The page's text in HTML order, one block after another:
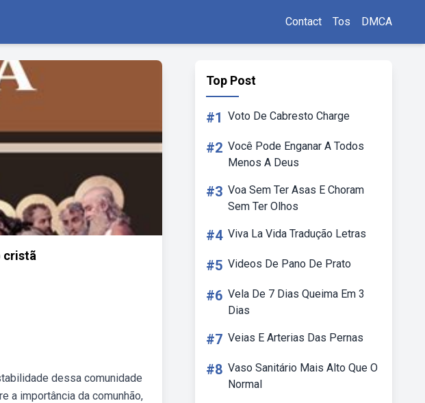
Contact Tos DMCA
cristã
dessa comunidade
a importância da comunhão,
Top Post
#1 Voto De Cabresto Charge
#2 Você Pode Enganar A Todos
Menos A Deus
#3 Voa Sem Ter Asas E Choram
Sem Ter Olhos
#4 Viva La Vida Tradução Letras
#5 Videos De Pano De Prato
#6 Vela De 7 Dias Queima Em 3
Dias
#7 Veias E Arterias Das Pernas
#8 Vaso Sanitário Mais Alto Que O
Normal